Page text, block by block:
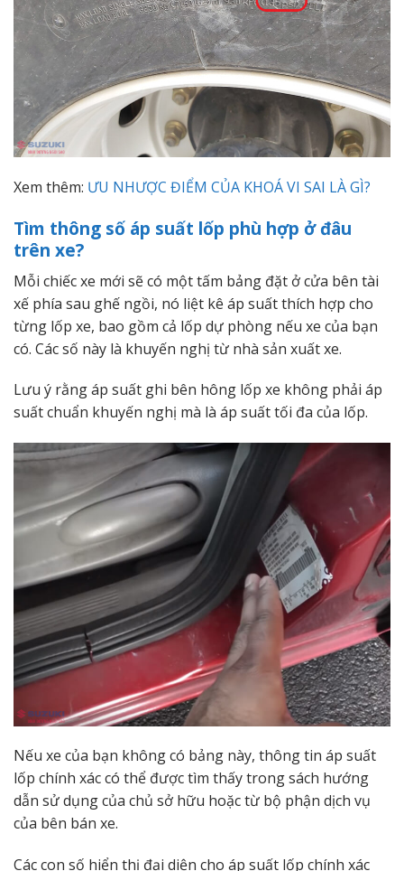
Xem thêm: ƯU NHƯỢC ĐIỂM CỦA KHOÁ VI SAI LÀ GÌ?
Tìm thông số áp suất lốp phù hợp ở đâu
trên xe?
Mỗi chiếc xe mới sẽ có một tấm bảng đặt ở cửa bên tài
xế phía sau ghế ngồi, nó liệt kê áp suất thích hợp cho
từng lốp xe, bao gồm cả lốp dự phòng nếu xe của bạn
có. Các số này là khuyến nghị từ nhà sản xuất xe.
Lưu ý rằng áp suất ghi bên hông lốp xe không phải áp
suất chuẩn khuyến nghị mà là áp suất tối đa của lốp.
Nếu xe của bạn không có bảng này, thông tin áp suất
lốp chính xác có thể được tìm thấy trong sách hướng
dẫn sử dụng của chủ sở hữu hoặc từ bộ phận dịch vụ
của bên bán xe.
Các con số hiển thị đại diện cho áp suất lốp chính xác